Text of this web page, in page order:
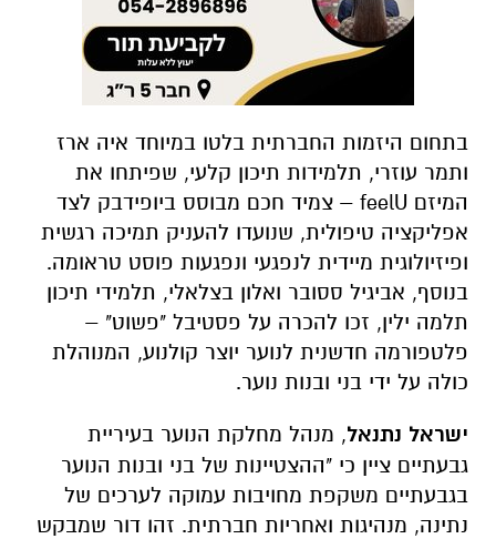
בתחום היזמות החברתית בלטו במיוחד איה ארז
ותמר עוזרי, תלמידות תיכון קלעי, שפיתחו את
המיזם feelU – צמיד חכם מבוסס ביופידבק לצד
אפליקציה טיפולית, שנועדו להעניק תמיכה רגשית
ופיזיולוגית מיידית לנפגעי ונפגעות פוסט טראומה.
בנוסף, אביגיל ססובר ואלון בצלאלי, תלמידי תיכון
תלמה ילין, זכו להכרה על פסטיבל "פשוט" –
פלטפורמה חדשנית לנוער יוצר קולנוע, המנוהלת
כולה על ידי בני ובנות נוער.
ישראל נתנאל, מנהל מחלקת הנוער בעיריית
גבעתיים ציין כי "ההצטיינות של בני ובנות הנוער
בגבעתיים משקפת מחויבות עמוקה לערכים של
נתינה, מנהיגות ואחריות חברתית. זהו דור שמבקש